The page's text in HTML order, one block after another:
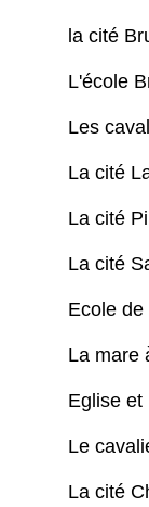
la cité
L'école
Les
La cité
La cité
La cité
Ecole
La mare
Eglise et
Le
La cité